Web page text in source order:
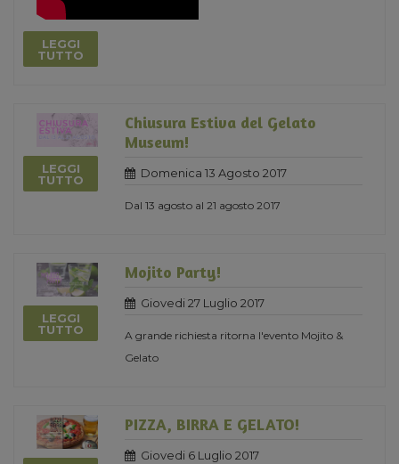
LEGGI
TUTTO
LEGGI
TUTTO
Chiusura Estiva del Gelato
Museum!
Domenica 13 Agosto 2017
Dal 13 agosto al 21 agosto 2017
LEGGI
TUTTO
Mojito Party!
Giovedi 27 Luglio 2017
A grande richiesta ritorna l'evento Mojito &
Gelato
PIZZA, BIRRA E GELATO!
Giovedi 6 Luglio 2017